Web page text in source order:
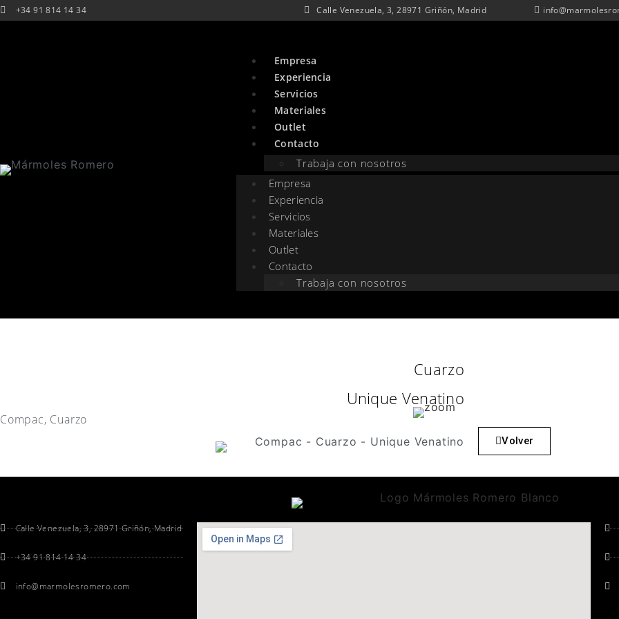
+34 91 814 14 34 Calle Venezuela, 3, 28971 Griñón, Madrid
Empresa
Experiencia
Servicios
Materiales
Outlet
Contacto
Trabaja con nosotros
Empresa
Experiencia
Servicios
Materiales
Outlet
Contacto
Trabaja con nosotros
Cuarzo
Unique Venatino
Compac, Cuarzo
Volver
Calle Venezuela, 3, 28971 Griñón, Madrid
+34 91 814 14 34
info@marmolesromero.com